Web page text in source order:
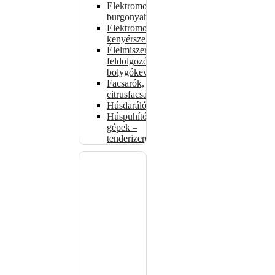
Elektromos
burgonyahámozók
Elektromos
kenyérszeletelők
Élelmiszer-
feldolgozók –
bolygókeverők
Facsarók,
citrusfacsarók
Húsdarálók
Húspuhító
gépek –
tenderizerek